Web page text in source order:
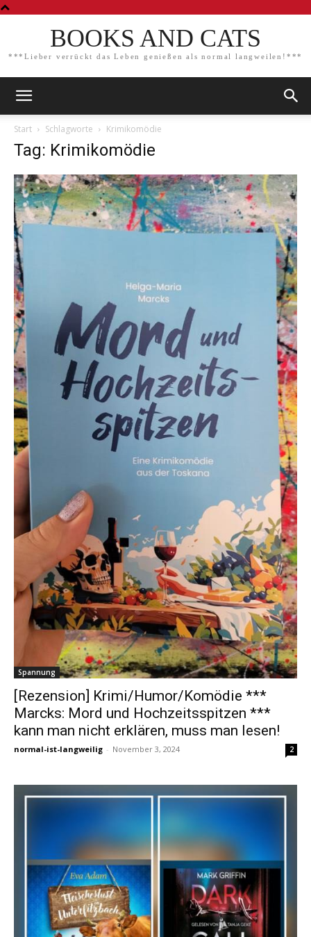
BOOKS AND CATS
***Lieber verrückt das Leben genießen als normal langweilen!***
Start Schlagworte Krimikomödie
Tag: Krimikomödie
Spannung
[Rezension] Krimi/Humor/Komödie ***
Marcks: Mord und Hochzeitsspitzen ***
kann man nicht erklären, muss man lesen!
normal-ist-langweilig - November 3, 2024 2